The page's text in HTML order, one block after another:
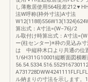
し薄敷居使用564段差
法W呼称(枠外寸法)A寸法
算出式：A寸法=(W−76)/2
ル取付け時算出式：A寸法
ー(柱センター)※枠の見込み
は 中縦枠木口より共通の位
1/6H311G10001縦断面図横断
ル納まりの寸法を示します